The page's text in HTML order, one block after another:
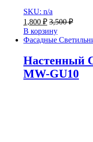
SKU: n/a
1,800 ₽ 3,500₽
В корзину
Фасадные
Настенный
MW-GU10